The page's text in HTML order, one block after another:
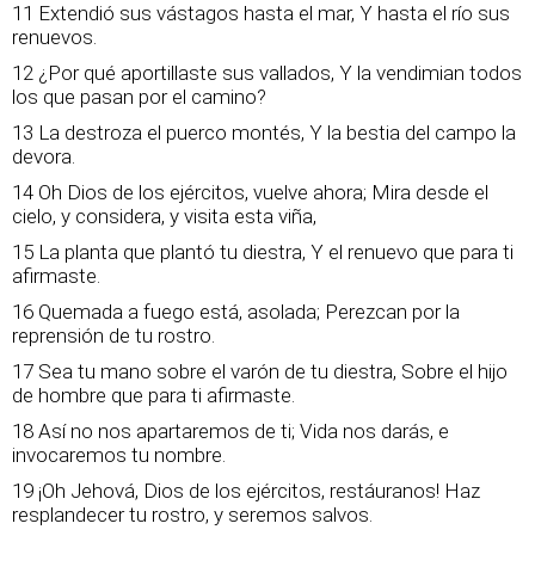
11 Extendió sus vástagos hasta el mar, Y hasta el río sus
renuevos.
12 ¿Por qué aportillaste sus vallados, Y la vendimian todos
los que pasan por el camino?
13 La destroza el puerco montés, Y la bestia del campo la
devora.
14 Oh Dios de los ejércitos, vuelve ahora; Mira desde el
cielo, y considera, y visita esta viña,
15 La planta que plantó tu diestra, Y el renuevo que para ti
afirmaste.
16 Quemada a fuego está, asolada; Perezcan por la
reprensión de tu rostro.
17 Sea tu mano sobre el varón de tu diestra, Sobre el hijo
de hombre que para ti afirmaste.
18 Así no nos apartaremos de ti; Vida nos darás, e
invocaremos tu nombre.
19 ¡Oh Jehová, Dios de los ejércitos, restáuranos! Haz
resplandecer tu rostro, y seremos salvos.